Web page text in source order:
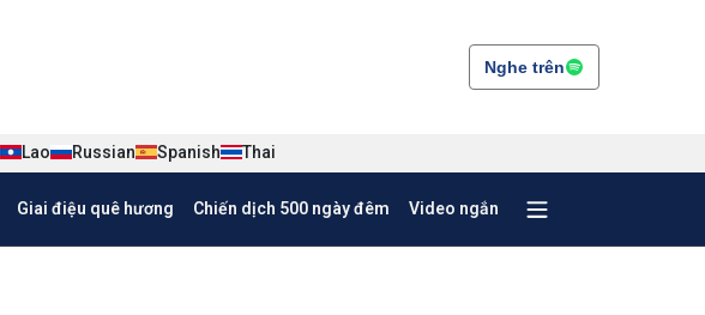
Nghe trên
Lao Russian Spanish Thai
Giai điệu quê hương Chiến dịch 500 ngày đêm Video ngắn